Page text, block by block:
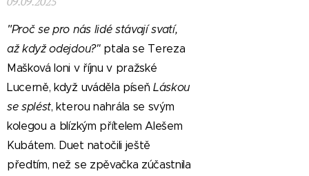
"Proč se pro nás lidé stávají svatí,
až když odejdou?"ptala se Tereza
Mašková loni v říjnu v pražské
Lucerně, když uváděla píseňLáskou
se splést, kterou nahrála se svým
kolegou a blízkým přítelem Alešem
Kubátem. Duet natočili ještě
předtím, než se zpěvačka zúčastnila